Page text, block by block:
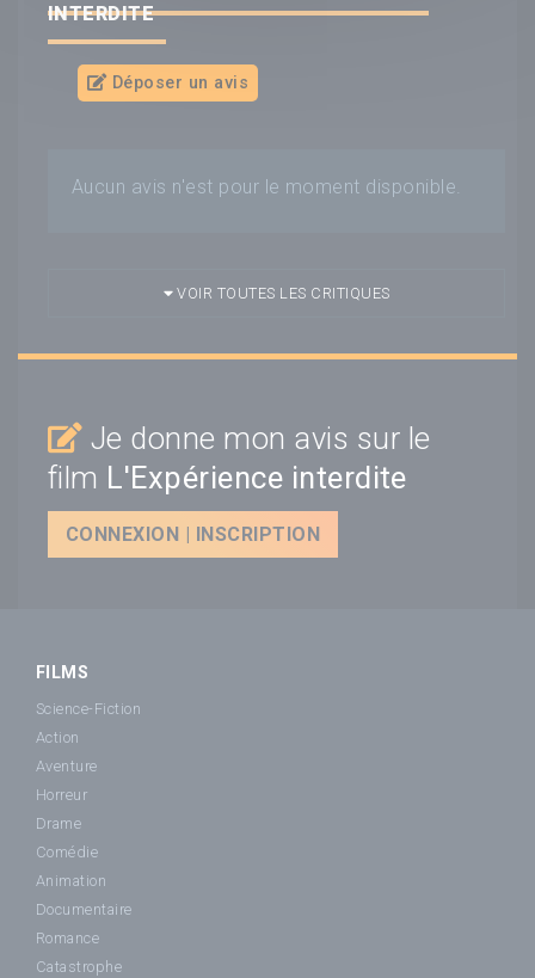
INTERDITE
Déposer un avis
Aucun avis n'est pour le moment disponible.
VOIR TOUTES LES CRITIQUES
Je donne mon avis sur le
film L'Expérience interdite
CONNEXION | INSCRIPTION
FILMS
Science-Fiction
Action
Aventure
Horreur
Drame
Comédie
Animation
Documentaire
Romance
Catastrophe